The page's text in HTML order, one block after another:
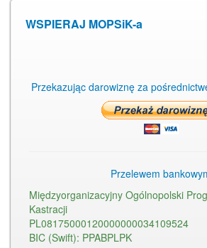
WSPIERAJ MOPSiK-a
Przekazując darowiznę za
Przelewem
Międzyorganizacyjny Ogólnopolski
Kastracji
PL08175000120000000034109524
BIC (Swift): PPABPLPK